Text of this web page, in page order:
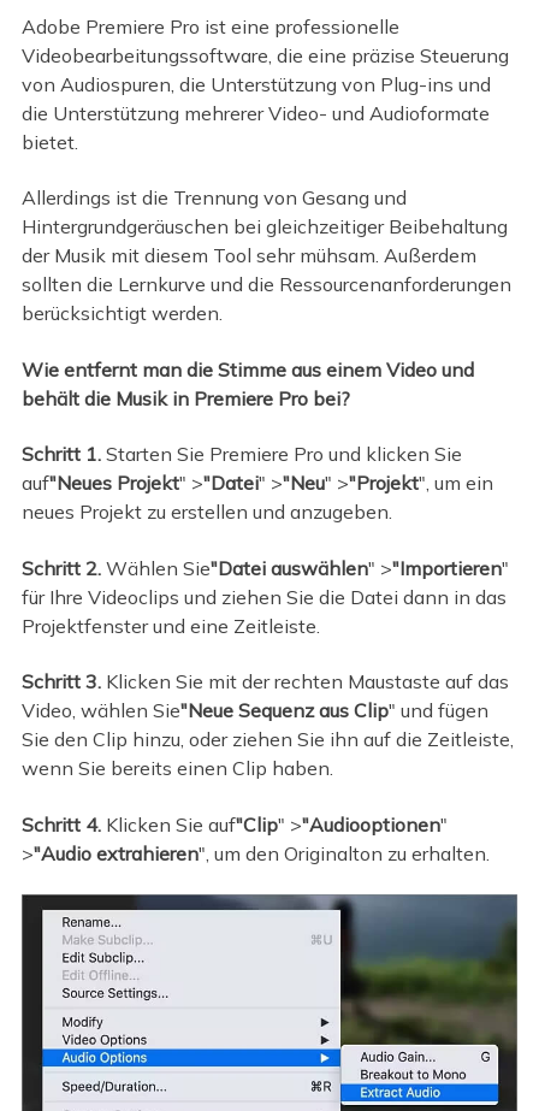
Adobe Premiere Pro ist eine professionelle
Videobearbeitungssoftware, die eine präzise Steuerung
von Audiospuren, die Unterstützung von Plug-ins und
die Unterstützung mehrerer Video- und Audioformate
bietet.
Allerdings ist die Trennung von Gesang und
Hintergrundgeräuschen bei gleichzeitiger Beibehaltung
der Musik mit diesem Tool sehr mühsam. Außerdem
sollten die Lernkurve und die Ressourcenanforderungen
berücksichtigt werden.
Wie entfernt man die Stimme aus einem Video und
behält die Musik in Premiere Pro bei?
Schritt 1. Starten Sie Premiere Pro und klicken Sie
auf"Neues Projekt" >"Datei" >"Neu" >"Projekt", um ein
neues Projekt zu erstellen und anzugeben.
Schritt 2. Wählen Sie"Datei auswählen" >"Importieren"
für Ihre Videoclips und ziehen Sie die Datei dann in das
Projektfenster und eine Zeitleiste.
Schritt 3.Klicken Sie mit der rechten Maustaste auf das
Video, wählen Sie"Neue Sequenz aus Clip" und fügen
Sie den Clip hinzu, oder ziehen Sie ihn auf die Zeitleiste,
wenn Sie bereits einen Clip haben.
Schritt 4.Klicken Sie auf"Clip" >"Audiooptionen"
>"Audio extrahieren", um den Originalton zu erhalten.